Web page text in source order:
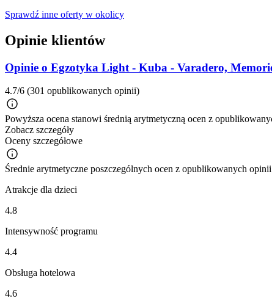
Sprawdź inne oferty w okolicy
Opinie klientów
Opinie o Egzotyka Light - Kuba - Varadero,
4.7/6 (301 opublikowanych opinii)
Powyższa ocena stanowi średnią arytmetyczną ocen z
Zobacz szczegóły
Oceny szczegółowe
Średnie arytmetyczne poszczególnych ocen z opublikowanych
Atrakcje dla dzieci
4.8
Intensywność programu
4.4
Obsługa hotelowa
4.6